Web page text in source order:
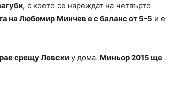
с което се нареждат на четвърто
на Любомир Минчев е с баланс от 5-5 и е
срещу Левски у дома. Миньор 2015 ще